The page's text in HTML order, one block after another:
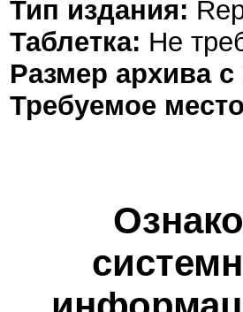
Тип издания:
Таблетка: Не
Размер архива с
Требуемое